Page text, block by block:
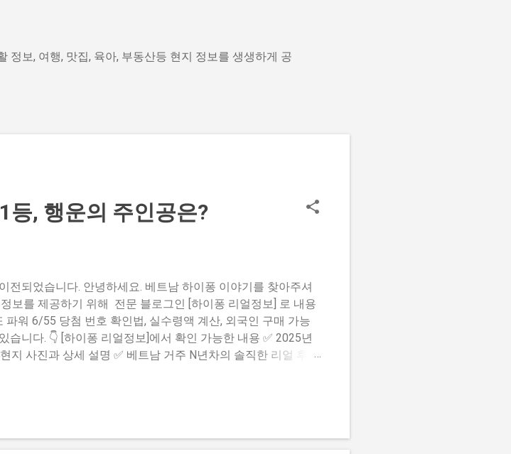
정보, 여행, 맛집, 육아, 부동산등 현지 정보를 생생하게 공
등, 행운의 주인공은?
되었습니다. 안녕하세요. 베트남 하이퐁 이야기를 찾아주셔
보를 제공하기 위해 전문 블로그인 [하이퐁 리얼정보] 로 내용
워 6/55 당첨 번호 확인법, 실수령액 계산, 외국인 구매 가능
니다. 👇 [하이퐁 리얼정보]에서 확인 가능한 내용 ✅ 2025년
지 사진과 상세 설명 ✅ 베트남 거주 N년차의 솔직한 리얼 후기